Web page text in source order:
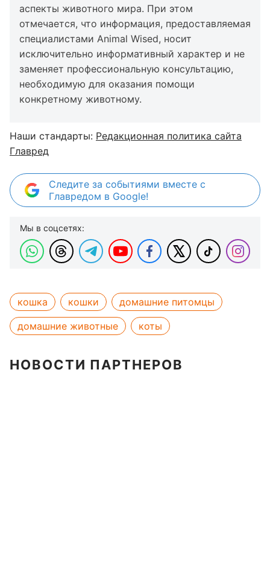
аспекты животного мира. При этом
отмечается, что информация, предоставляемая
специалистами Animal Wised, носит
исключительно информативный характер и не
заменяет профессиональную консультацию,
необходимую для оказания помощи
конкретному животному.
Наши стандарты: Редакционная политика сайта
Главред
Следите за событиями вместе с
Главредом в Google!
Мы в соцсетях:
кошка кошки
домашние питомцы
домашние животные
коты
НОВОСТИ ПАРТНЕРОВ